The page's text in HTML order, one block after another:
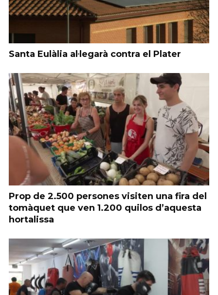
Santa Eulàlia al·legarà contra el Plater
Prop de 2.500 persones visiten una fira del
tomàquet que ven 1.200 quilos d’aquesta
hortalissa